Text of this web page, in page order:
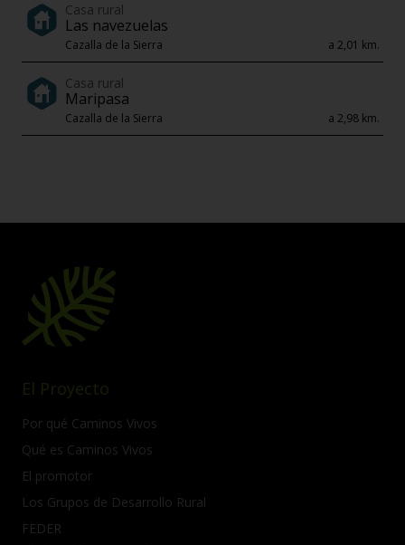
Casa rural
Las navezuelas
Cazalla de la Sierra a 2,01 km.
Casa rural
Maripasa
Cazalla de la Sierra a 2,98 km.
El Proyecto
Por qué Caminos Vivos
Qué es Caminos Vivos
El promotor
Los Grupos de Desarrollo Rural
FEDER